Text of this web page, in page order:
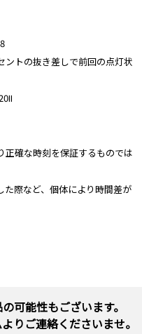
ントの抜き差しで前回の点灯状
正確な時刻を保証するものでは
際など、個体により時間差が
可能性もございます。
りご連絡くださいませ。